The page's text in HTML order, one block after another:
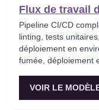
Flux de travail
Pipeline CI/CD
linting, tests
déploiement en
fumée, déploiement
VOIR LE